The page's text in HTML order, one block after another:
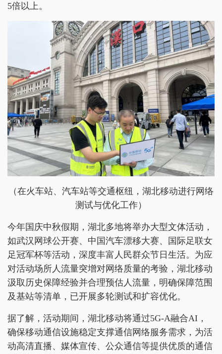
5倍以上。
（在火车站、汽车站等交通枢纽，湖北移动进行网络
测试与优化工作）
今年国庆中秋假期，湖北多地将举办大型文体活动，
如武汉网球公开赛、中国汽车漂移大赛、国际足联女
足冠军杯等活动，深度丰富人民群众节日生活。为应
对活动场所人流量突增对网络质量的考验，湖北移动
汲取历史保障经验并合理预估人流量，明确保障范围
及基站等清单，已开展多轮测试和扩容优化。
据了解，活动期间，湖北移动将通过5G-A融合AI，
确保移动通信设施稳定支撑通信网络服务需求，为活
动高清直播、媒体宣传、公众通信等提供优质的通信